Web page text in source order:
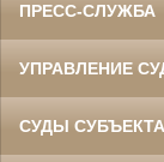
ПРЕСС-СЛУЖБА
УПРАВЛЕНИЕ
СУДЫ